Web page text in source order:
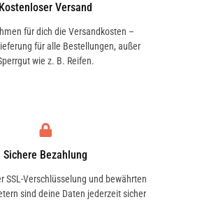
Kostenloser Versand
für dich die Versandkosten –
für alle Bestellungen, außer
wie z. B. Reifen.
Sichere Bezahlung
SSL-Verschlüsselung und bewährten
sind deine Daten jederzeit sicher